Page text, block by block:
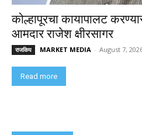
कोल्हापूरचा कायापालट
आमदार राजेश क्षीरसागर
राजकिय MARKET MEDIA - August 7,
Read more